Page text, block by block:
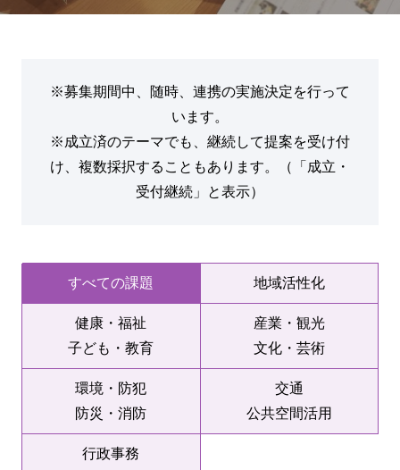
※募集期間中、随時、連携の実施決定を行って
います。
※成立済のテーマでも、継続して提案を受け付
け、複数採択することもあります。（「成立・
受付継続」と表示）
すべての課題 地域活性化
健康・福祉
子ども・教育
産業・観光
文化・芸術
環境・防犯
防災・消防
交通
公共空間活用
行政事務